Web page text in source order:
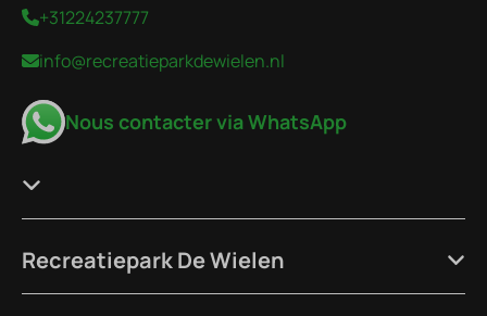
+31224237777
info@recreatieparkdewielen.nl
Nous contacter via WhatsApp
Recreatiepark De Wielen